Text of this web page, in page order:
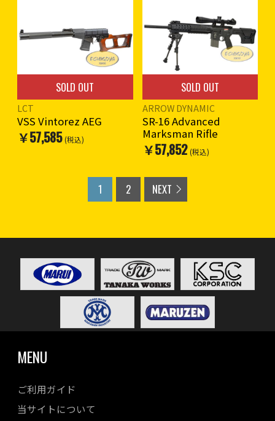
※海外製品のため作動や外観
(外装の塗装や仕上げ)など日
本製エアガンよりも著しく劣
る場合の物がございます。
輸出元での細かな傷塗装ハゲ
などある場合があります。ご
了承の上ご購入お願いしま
す。
本製エアガンよりも著しく劣
る場合の物がございます。
輸出元での細かな傷塗装ハゲ
などある場合があります。ご
了承の上ご購入お願いしま
す。
※18歳以上対象
SOLD OUT
LCT
VSS Vintorez AEG
￥57,585 (税込)
SOLD OUT
ARROW DYNAMIC
SR-16 Advanced
Marksman Rifle
￥57,852 (税込)
1 2 NEXT
MENU
ご利用ガイド
当サイトについて